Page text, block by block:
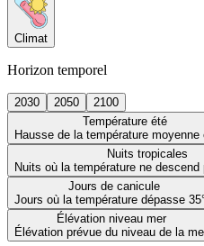
Climat
Horizon temporel
2030 2050
2100
Température été
Hausse de la température moyenne
Nuits tropicales
Nuits où la température ne descend
Jours de canicule
Jours où la température dépasse
Élévation niveau mer
Élévation prévue du niveau de la